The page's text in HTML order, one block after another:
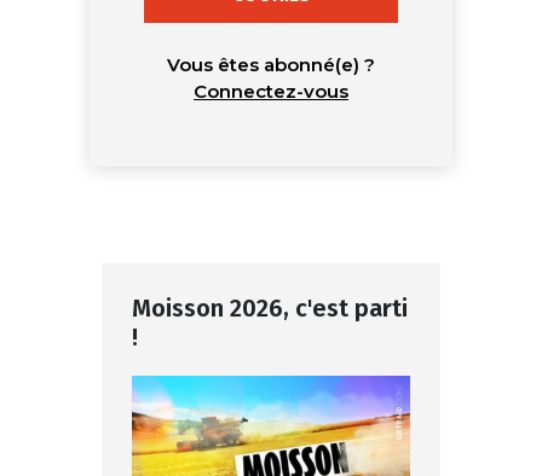
Vous êtes abonné(e) ?
Connectez-vous
Moisson 2026, c'est parti
!